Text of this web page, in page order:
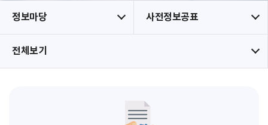
정보마당 사전정보공표
전체보기